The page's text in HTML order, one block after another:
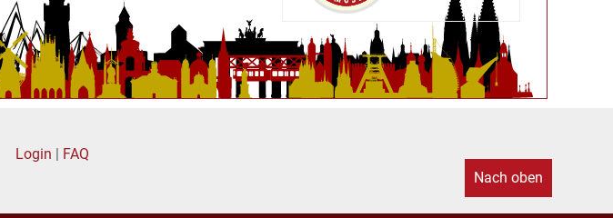
Login | FAQ
Nach oben